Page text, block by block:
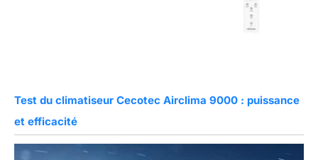
Test du climatiseur Cecotec Airclima 9000 : puissance
et efficacité